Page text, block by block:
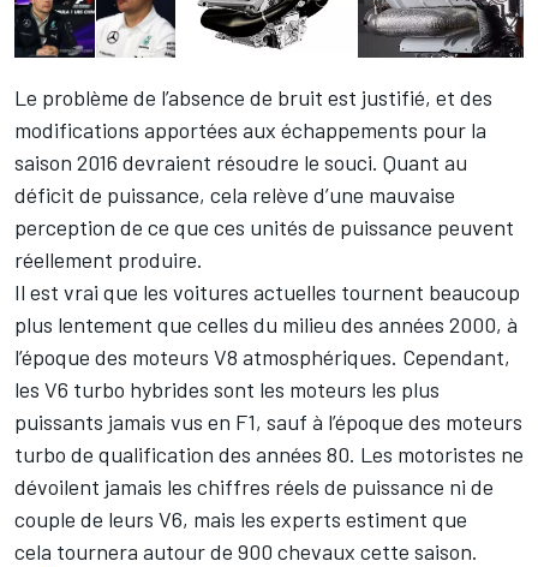
Le problème de l’absence de bruit est justifié, et des
modifications apportées aux échappements pour la
saison 2016 devraient résoudre le souci. Quant au
déficit de puissance, cela relève d’une mauvaise
perception de ce que ces unités de puissance peuvent
réellement produire.
Il est vrai que les voitures actuelles tournent beaucoup
plus lentement que celles du milieu des années 2000, à
l’époque des moteurs V8 atmosphériques. Cependant,
les V6 turbo hybrides sont les moteurs les plus
puissants jamais vus en F1, sauf à l’époque des moteurs
turbo de qualification des années 80. Les motoristes ne
dévoilent jamais les chiffres réels de puissance ni de
couple de leurs V6, mais les experts estiment que
cela tournera autour de 900 chevaux cette saison.